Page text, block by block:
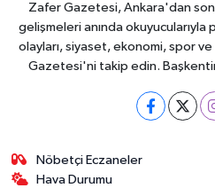
Zafer Gazetesi, Ankara'dan
gelişmeleri anında okuyucularıyla
olayları, siyaset, ekonomi, spor
Gazetesi'ni takip edin.
Nöbetçi Eczaneler
Hava Durumu